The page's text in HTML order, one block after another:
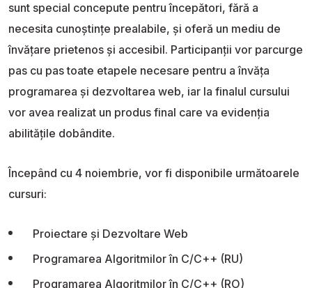
sunt special concepute pentru începători, fără a
necesita cunoștințe prealabile, și oferă un mediu de
învățare prietenos și accesibil. Participanții vor parcurge
pas cu pas toate etapele necesare pentru a învăța
programarea și dezvoltarea web, iar la finalul cursului
vor avea realizat un produs final care va evidenția
abilitățile dobândite.
Începând cu 4 noiembrie, vor fi disponibile următoarele
cursuri:
Proiectare și Dezvoltare Web
Programarea Algoritmilor în C/C++ (RU)
Programarea Algoritmilor în C/C++ (RO)